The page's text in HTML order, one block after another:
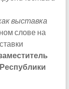
выставка
слове на